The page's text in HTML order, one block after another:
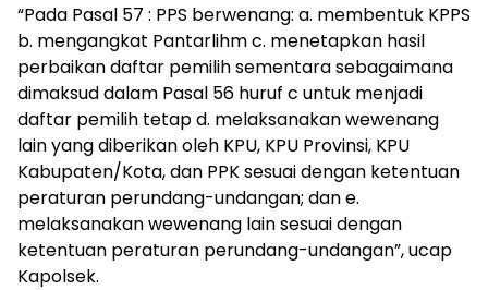
“Pada Pasal 57 : PPS berwenang: a. membentuk KPPS
b. mengangkat Pantarlihm c. menetapkan hasil
perbaikan daftar pemilih sementara sebagaimana
dimaksud dalam Pasal 56 huruf c untuk menjadi
daftar pemilih tetap d. melaksanakan wewenang
lain yang diberikan oleh KPU, KPU Provinsi, KPU
Kabupaten/Kota, dan PPK sesuai dengan ketentuan
peraturan perundang-undangan; dan e.
melaksanakan wewenang lain sesuai dengan
ketentuan peraturan perundang-undangan”, ucap
Kapolsek.